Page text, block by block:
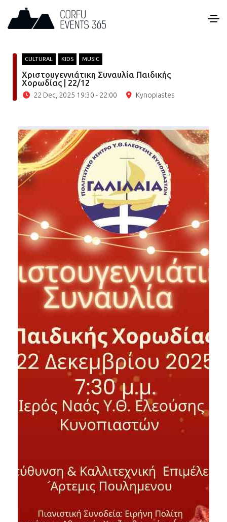
CULTURAL KIDS MUSIC
Χριστουγεννιάτικη Συναυλία Παιδικής
Χορωδίας | 22/12
22 Dec, 2025 19:30 - 22:00 Kynopiastes